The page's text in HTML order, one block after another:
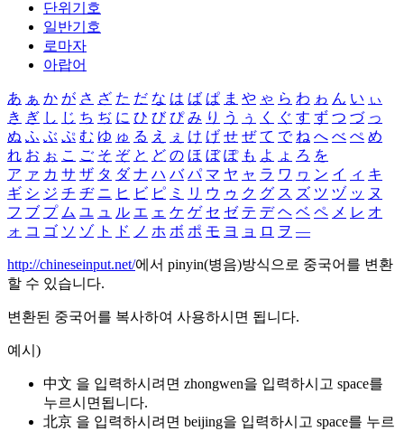
단위기호
일반기호
로마자
아랍어
あ ぁ か が さ ざ た だ な は ば ぱ ま や ゃ ら わ ゎ ん い ぃ
き ぎ し じ ち ぢ に ひ び ぴ み り う ぅ く ぐ す ず つ づ っ
ぬ ふ ぶ ぷ む ゆ ゅ る え ぇ け げ せ ぜ て で ね へ べ ぺ め
れ お ぉ こ ご そ ぞ と ど の ほ ぼ ぽ も よ ょ ろ を
ア ァ カ サ ザ タ ダ ナ ハ バ パ マ ヤ ャ ラ ワ ヮ ン イ ィ キ
ギ シ ジ チ ヂ ニ ヒ ビ ピ ミ リ ウ ゥ ク グ ス ズ ツ ヅ ッ ヌ
フ ブ プ ム ユ ュ ル エ ェ ケ ゲ セ ゼ テ デ ヘ ベ ペ メ レ オ
ォ コ ゴ ソ ゾ ト ド ノ ホ ボ ポ モ ヨ ョ ロ ヲ ―
http://chineseinput.net/에서 pinyin(병음)방식으로 중국어를 변환
할 수 있습니다.
변환된 중국어를 복사하여 사용하시면 됩니다.
예시)
中文 을 입력하시려면 zhongwen을 입력하시고 space를
누르시면됩니다.
北京 을 입력하시려면 beijing을 입력하시고 space를 누르